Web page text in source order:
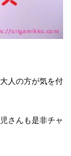
人の方が気を付
さんも是非チャ